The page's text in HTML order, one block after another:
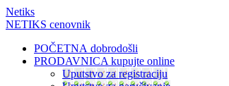
Netiks
NETIKS cenovnik
POČETNA dobrodošli
PRODAVNICA kupujte online
Uputstvo za registraciju